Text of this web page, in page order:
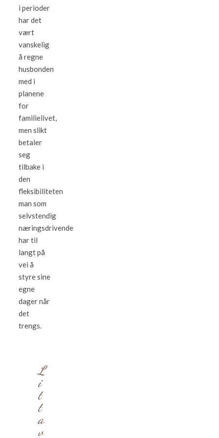
i perioder
har det
vært
vanskelig
å regne
husbonden
med i
planene
for
familielivet,
men slikt
betaler
seg
tilbake i
den
fleksibiliteten
man som
selvstendig
næringsdrivende
har til
langt på
vei å
styre sine
egne
dager når
det
trengs.
L
i
t
t
a
v